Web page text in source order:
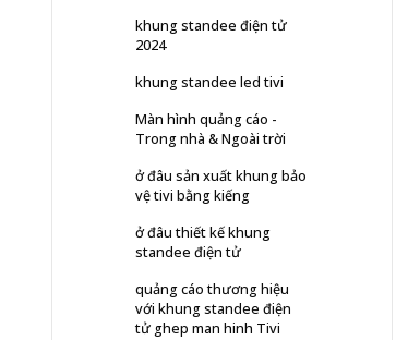
khung standee điện tử
2024
khung standee led tivi
Màn hình quảng cáo -
Trong nhà & Ngoài trời
ở đâu sản xuất khung bảo
vệ tivi bằng kiếng
ở đâu thiết kế khung
standee điện tử
quảng cáo thương hiệu
với khung standee điện
tử ghep man hinh Tivi